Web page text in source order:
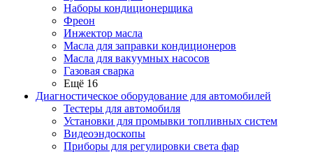
Наборы кондиционерщика
Фреон
Инжектор масла
Масла для заправки кондиционеров
Масла для вакуумных насосов
Газовая сварка
Ещё 16
Диагностическое оборудование для автомобилей
Тестеры для автомобиля
Установки для промывки топливных систем
Видеоэндоскопы
Приборы для регулировки света фар